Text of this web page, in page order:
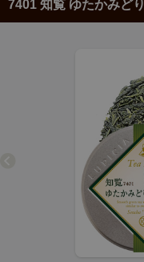
7401 知覧 ゆたかみどり